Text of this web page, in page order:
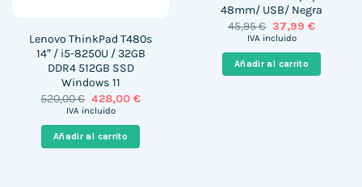
Lenovo ThinkPad T480s
14″ / i5-8250U / 32GB
DDR4 512GB SSD
Windows 11
520,00€ El
precio
era:
520,00 €.
428,00 €El
es:
428,00 €.
IVA incluido
Añadir al carrito
48mm/ USB/ Negra
45,95€ El
precio
era:
45,95 €.
37,99 €El
es:
37,99 €.
IVA incluido
Añadir al carrito